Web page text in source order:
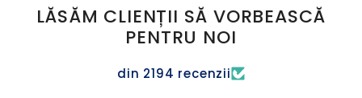
LĂSĂM CLIENȚII SĂ VORBEASCĂ
PENTRU NOI
din 2194 recenzii